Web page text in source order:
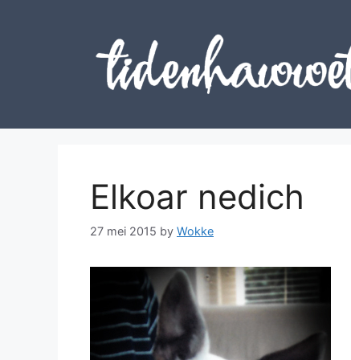
Elkoar nedich
27 mei 2015 by Wokke